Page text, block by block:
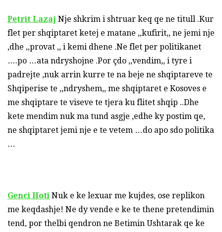
Petrit Lazaj Nje shkrim i shtruar keq qe ne titull .Kur
flet per shqiptaret ketej e matane ,,kufirit,, ne jemi nje
,dhe ,,provat ,, i kemi dhene .Ne flet per politikanet
….po …ata ndryshojne .Por çdo ,,vendim,, i tyre i
padrejte ,nuk arrin kurre te na beje ne shqiptareve te
Shqiperise te ,,ndryshem,, me shqiptaret e Kosoves e
me shqiptare te viseve te tjera ku flitet shqip ..Dhe
kete mendim nuk ma tund asgje ,edhe ky postim qe,
ne shqiptaret jemi nje e te vetem …do apo sdo politika
…
Genci Hoti Nuk e ke lexuar me kujdes, ose replikon
me keqdashje! Ne dy vende e ke te thene pretendimin
tend, por thelbi qendron ne Betimin Ushtarak qe ke